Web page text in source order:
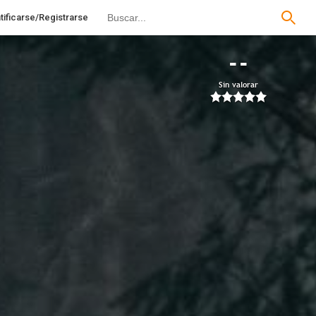
Registrarse
--
Sin valorar